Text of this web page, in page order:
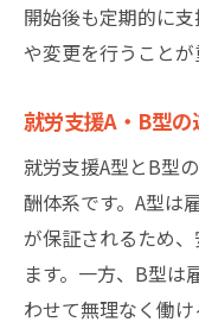
開始後も定期的に
や変更を行うことが
就労支援A・B型
就労支援A型とB型
酬体系です。A型は
が保証されるため
ます。一方、B型は
わせて無理なく働